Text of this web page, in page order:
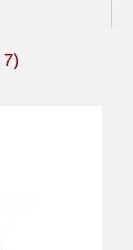
7)